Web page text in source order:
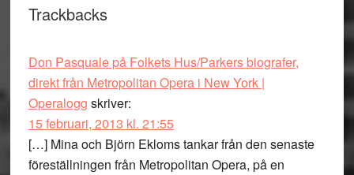
Läsarkommentarer
Trackbacks
Don Pasquale på Folkets Hus/Parkers biografer,
direkt från Metropolitan Opera i New York |
Operalogg skriver:
15 februari, 2013 kl. 21:55
[…] Mina och Björn Ekloms tankar från den senaste
föreställningen från Metropolitan Opera, på en